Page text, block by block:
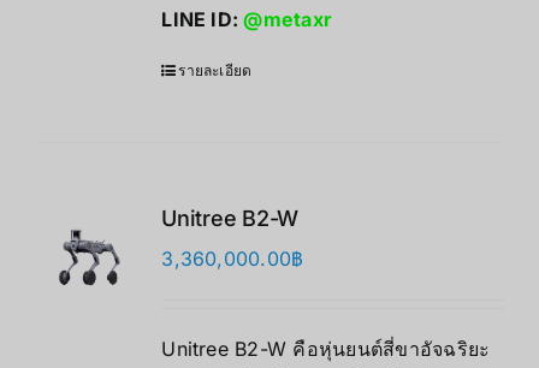
LINE ID:@metaxr
รายละเอียด
Unitree B2-W
3,360,000.00฿
Unitree B2-W คือหุ่นยนต์สี่ขาอัจฉริยะ